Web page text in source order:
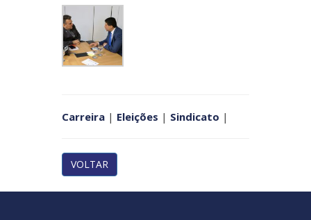
Carreira | Eleições | Sindicato |
VOLTAR